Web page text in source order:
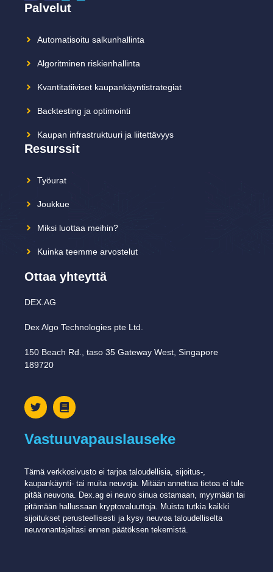
Palvelut
Automatisoitu salkunhallinta
Algoritminen riskienhallinta
Kvantitatiiviset kaupankäyntistrategiat
Backtesting ja optimointi
Kaupan infrastruktuuri ja liitettävyys
Resurssit
Työurat
Joukkue
Miksi luottaa meihin?
Kuinka teemme arvostelut
Ottaa yhteyttä
DEX.AG
Dex Algo Technologies pte Ltd.
150 Beach Rd., taso 35 Gateway West, Singapore
189720
Vastuuvapauslauseke
Tämä verkkosivusto ei tarjoa taloudellisia, sijoitus-,
kaupankäynti- tai muita neuvoja. Mitään annettua tietoa ei tule
pitää neuvona. Dex.ag ei ​​neuvo sinua ostamaan, myymään tai
pitämään hallussaan kryptovaluuttoja. Muista tutkia kaikki
sijoitukset perusteellisesti ja kysy neuvoa taloudelliselta
neuvonantajaltasi ennen päätöksen tekemistä.